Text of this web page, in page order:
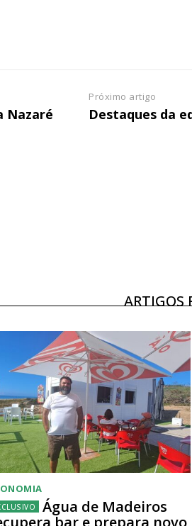
Nazaré
Próximo artigo
Destaques da
ARTIGOS
Água de Madeiros
bar e prepara novo